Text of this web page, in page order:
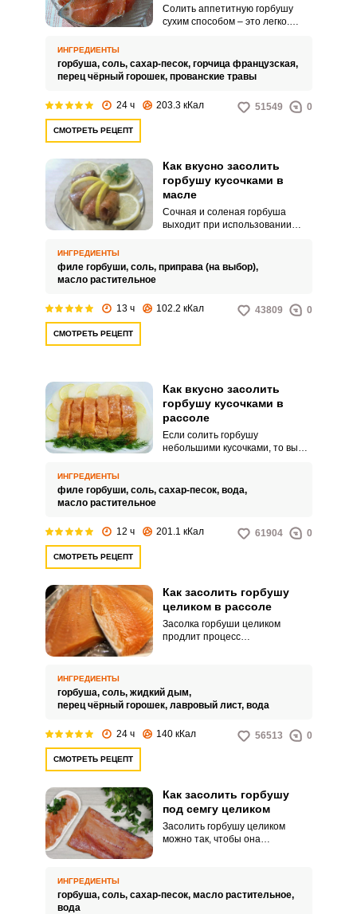
Солить аппетитную горбушу
сухим способом – это легко.
ИНГРЕДИЕНТЫ
горбуша, соль, сахар-песок, горчица французская,
перец чёрный горошек, прованские травы
24 ч 203.3 кКал 51549 0
СМОТРЕТЬ РЕЦЕПТ
Как вкусно засолить
горбушу кусочками в
масле
Сочная и соленая горбуша
выходит при использовании
для домашнего меню.
ИНГРЕДИЕНТЫ
филе горбуши, соль, приправа (на выбор),
масло растительное
13 ч 102.2 кКал 43809 0
СМОТРЕТЬ РЕЦЕПТ
Как вкусно засолить
горбушу кусочками в
рассоле
Если солить горбушу
небольшими кусочками, то вы
ускорится. Оцените простой
ИНГРЕДИЕНТЫ
филе горбуши, соль, сахар-песок, вода,
масло растительное
12 ч 201.1 кКал 61904 0
СМОТРЕТЬ РЕЦЕПТ
Как засолить горбушу
целиком в рассоле
Засолка горбуши целиком
продлит процесс
Используйте его для ваших
холодных закусок к
праздничному столу и не только.
ИНГРЕДИЕНТЫ
горбуша, соль, жидкий дым,
перец чёрный горошек, лавровый лист, вода
24 ч 140 кКал 56513 0
СМОТРЕТЬ РЕЦЕПТ
Как засолить горбушу
под семгу целиком
Засолить горбушу целиком
можно так, чтобы она
домашний рецепт красной
рыбки для вашего стола и
ИНГРЕДИЕНТЫ
горбуша, соль, сахар-песок, масло растительное,
вода